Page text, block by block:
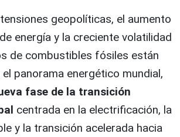
geopolíticas, el aumento
energía y la creciente volatilidad
de combustibles fósiles están
panorama energético mundial,
fase de la transición
centrada en la electrificación, la
y la transición acelerada hacia